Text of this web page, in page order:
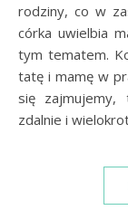
rodziny, co w
córka uwielbia
tym tematem.
tatę i mamę w
się zajmujemy,
zdalnie i